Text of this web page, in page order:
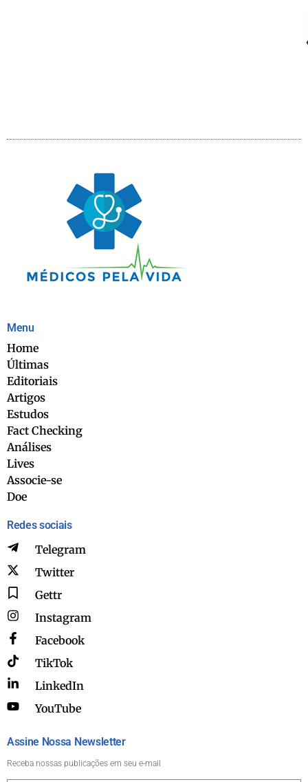
Menu
Home
Últimas
Editoriais
Artigos
Estudos
Fact Checking
Análises
Lives
Associe-se
Doe
Redes sociais
Telegram
Twitter
Gettr
Instagram
Facebook
TikTok
LinkedIn
YouTube
Assine Nossa Newsletter
Receba nossas publicações em seu e-mail